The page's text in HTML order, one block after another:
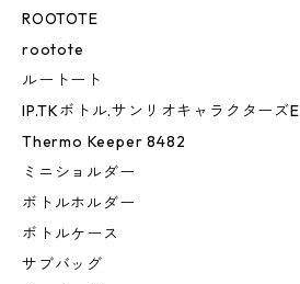
ROOTOTE
rootote
ルートート
IP.TKボトル.サンリオキャラクターズE
Thermo Keeper 8482
ミニショルダー
ボトルホルダー
ボトルケース
サブバッグ